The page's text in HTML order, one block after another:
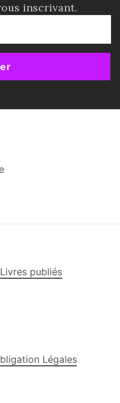
inscrivant.
Livres publiés
Légales